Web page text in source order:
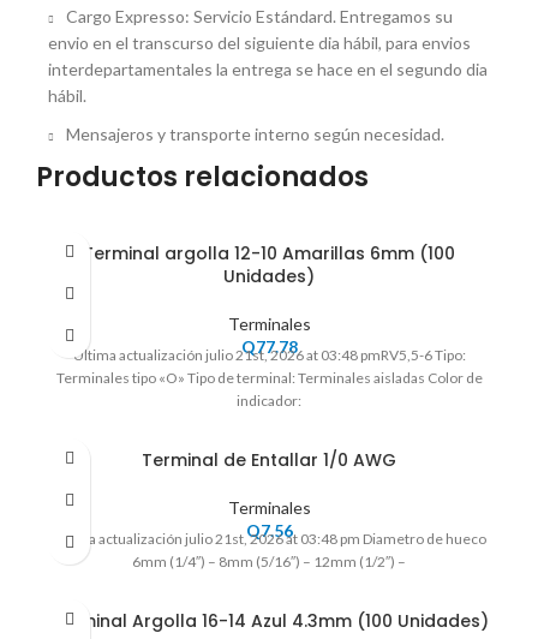
Cargo Expresso: Servicio Estándard. Entregamos su
envio en el transcurso del siguiente dia hábil, para envios
interdepartamentales la entrega se hace en el segundo dia
hábil.
Mensajeros y transporte interno según necesidad.
Productos relacionados
Terminal argolla 12-10 Amarillas 6mm (100
Unidades)
Terminales
Q77.78
Ultima actualización julio 21st, 2026 at 03:48 pmRV5,5-6 Tipo:
Terminales tipo «O» Tipo de terminal: Terminales aisladas Color de
indicador:
Terminal de Entallar 1/0 AWG
Terminales
Q7.56
Ultima actualización julio 21st, 2026 at 03:48 pm Diametro de hueco
6mm (1/4″) – 8mm (5/16″) – 12mm (1/2″) –
Terminal Argolla 16-14 Azul 4.3mm (100 Unidades)